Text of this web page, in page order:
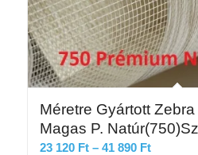
Méretre Gyártott
Magas P.
23 120 Ft – 41 890 Ft